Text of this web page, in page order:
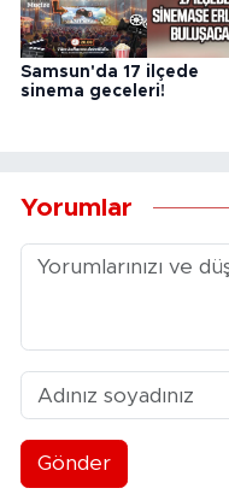
Samsun'da 17 ilçede
sinema geceleri!
Yorumlar
Gönder